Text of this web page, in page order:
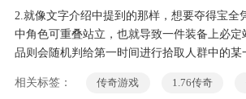
2.就像文字介绍中提到的那样，想要夺得宝全
中角色可重叠站立，也就导致一件装备上必定
品则会随机判给第一时间进行拾取人群中的某
相关标签： 传奇游戏 1.76传奇